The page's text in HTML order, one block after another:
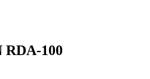
RDA-100